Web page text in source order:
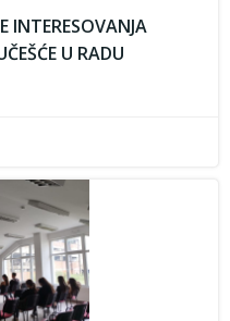
INTERESOVANJA
U RADU